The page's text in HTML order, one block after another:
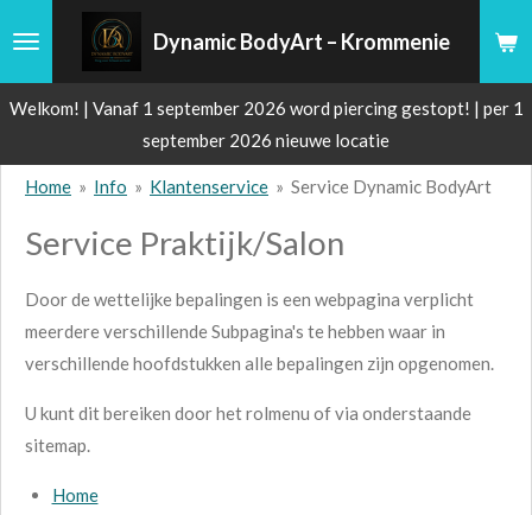
Dynamic BodyArt – Krommenie
Welkom! | Vanaf 1 september 2026 word piercing gestopt! | per 1
september 2026 nieuwe locatie
Home » Info » Klantenservice » Service Dynamic BodyArt
Service Praktijk/Salon
Door de wettelijke bepalingen is een webpagina verplicht
meerdere verschillende Subpagina's te hebben waar in
verschillende hoofdstukken alle bepalingen zijn opgenomen.
U kunt dit bereiken door het rolmenu of via onderstaande
sitemap.
Home